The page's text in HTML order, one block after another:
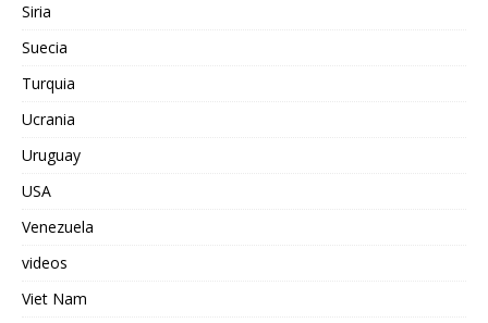
Siria
Suecia
Turquia
Ucrania
Uruguay
USA
Venezuela
videos
Viet Nam